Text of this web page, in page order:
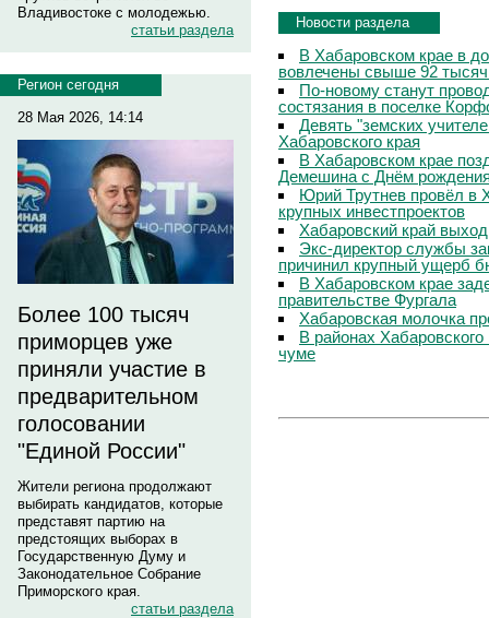
Владивостоке с молодежью.
статьи раздела
Регион сегодня
28 Мая 2026, 14:14
Более 100 тысяч
приморцев уже
приняли участие в
предварительном
голосовании
"Единой России"
Жители региона продолжают
выбирать кандидатов, которые
представят партию на
предстоящих выборах в
Государственную Думу и
Законодательное Собрание
Приморского края.
статьи раздела
Новости раздела
В Хабаровском крае в
вовлечены свыше 92 тысяч
По-новому станут
состязания в поселке
Девять "земских
Хабаровского края
В Хабаровском крае
Демешина с Днём
Юрий Трутнев провёл в
крупных инвестпроектов
Хабаровский край
Экс-директор службы
причинил крупный ущерб
В Хабаровском крае
правительстве Фургала
Хабаровская молочка
В районах
чуме